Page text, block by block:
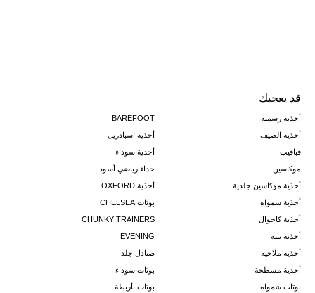
قد يعجبك
أحذية رسمية
BAREFOOT
أحذية الصيف
أحذية اسبادريل
قباقيب
أحذية سوداء
موكاسين
حذاء رياضي أسود
أحذية موكاسين جلدية
أحذية OXFORD
أحذية شمواه
بوتات CHELSEA
أحذية كاجوال
CHUNKY TRAINERS
أحذية بنية
EVENING
أحذية ملاحية
صنادل جلد
أحذية مسطحة
بوتات سوداء
بوتات شمواه
بوتات بأربطة